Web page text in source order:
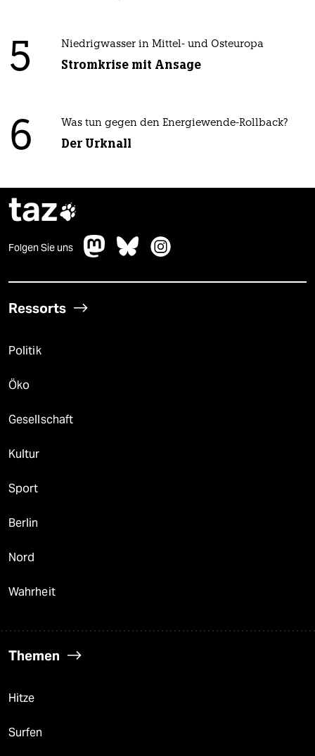
5 Niedrigwasser in Mittel- und Osteuropa
Stromkrise mit Ansage
6 Was tun gegen den Energiewende-Rollback?
Der Urknall
taz
Folgen Sie uns
Ressorts
Politik
Öko
Gesellschaft
Kultur
Sport
Berlin
Nord
Wahrheit
Themen
Hitze
Surfen